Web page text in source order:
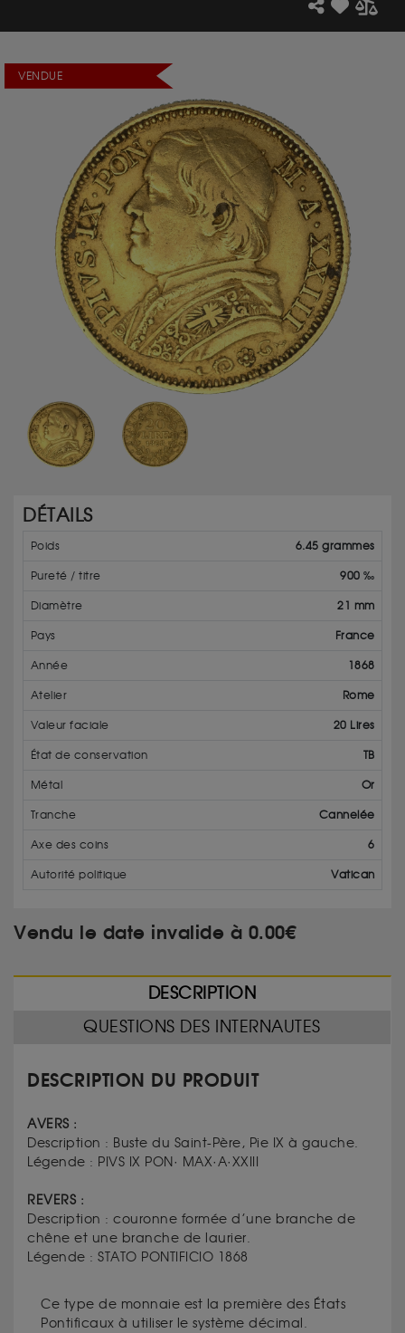
DÉTAILS
Poids 6.45 grammes
Pureté / titre 900 ‰
Diamètre 21 mm
Pays France
Année 1868
Atelier Rome
Valeur faciale 20 Lires
État de conservation TB
Métal Or
Tranche Cannelée
Axe des coins 6
Autorité politique Vatican
VENDUE
Vendu le date invalide à 0.00€
DESCRIPTION
QUESTIONS DES INTERNAUTES
DESCRIPTION DU PRODUIT
AVERS :
Description : Buste du Saint-Père, Pie IX à gauche.
Légende : PIVS IX PON· MAX·A·XXIII
REVERS :
Description : couronne formée d’une branche de
chêne et une branche de laurier.
Légende : STATO PONTIFICIO 1868
Ce type de monnaie est la première des États
Pontificaux à utiliser le système décimal.